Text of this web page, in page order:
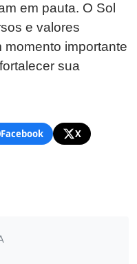
em pauta. O Sol
e valores
importante
sua
Facebook
X